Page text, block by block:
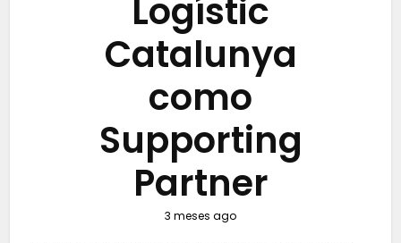
Logístic
Catalunya
como
Supporting
Partner
3 meses ago